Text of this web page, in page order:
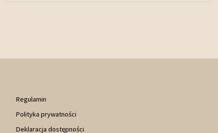
Regulamin
Polityka prywatności
Deklaracja dostępności